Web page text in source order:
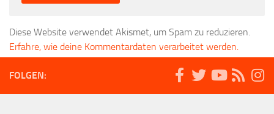
Diese Website verwendet Akismet, um Spam zu reduzieren.
Erfahre, wie deine Kommentardaten verarbeitet werden.
FOLGEN: